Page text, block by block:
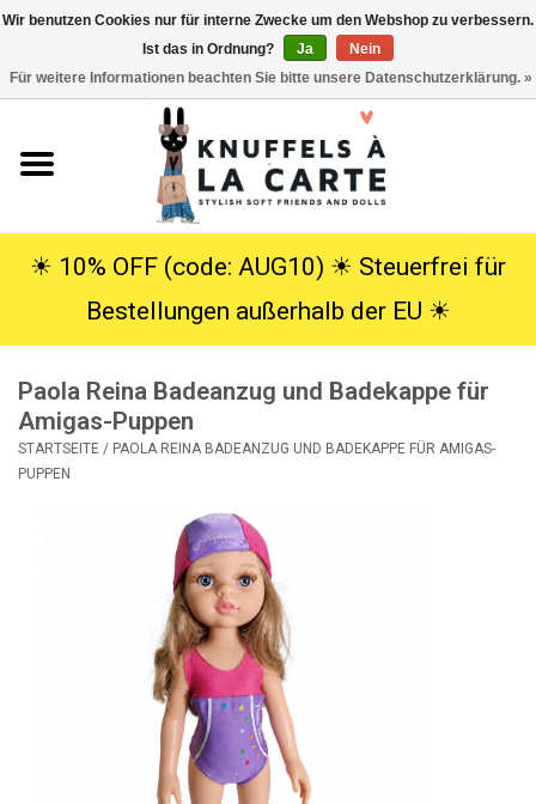
Kuscheltiere
SALE
Geschenke
☀︎ 10% OFF (code: AUG10) ☀︎ Steuerfrei für
Bestellungen außerhalb der EU ☀︎
Paola Reina Badeanzug und Badekappe für
Amigas-Puppen
STARTSEITE / PAOLA REINA BADEANZUG UND BADEKAPPE FÜR AMIGAS-
PUPPEN
Wir benutzen Cookies nur für interne Zwecke um den Webshop zu verbessern.
Ist das in Ordnung?
Ja
Nein
Für weitere Informationen beachten Sie bitte unsere Datenschutzerklärung. »